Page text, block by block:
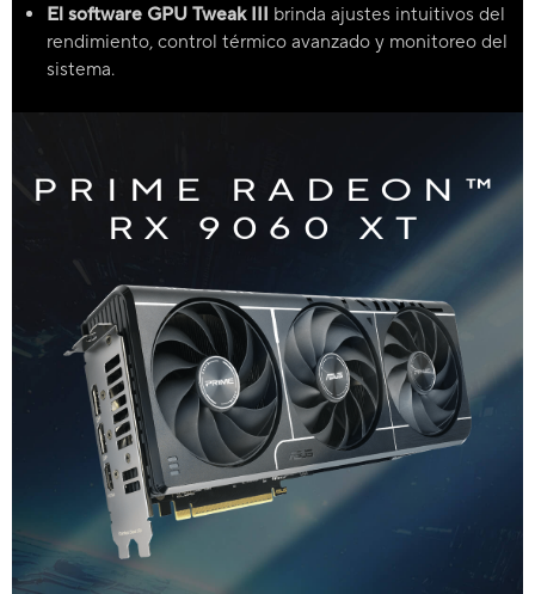
El software GPU Tweak III brinda ajustes intuitivos del
rendimiento, control térmico avanzado y monitoreo del
sistema.
PRIME RADEON™
RX 9060 XT